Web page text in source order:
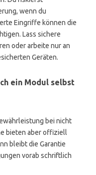
wenn du
Eingriffe können die
Lass sichere
oder arbeite nur an
Geräten.
ein Modul selbst
bei nicht
bieten aber offiziell
bleibt die Garantie
vorab schriftlich